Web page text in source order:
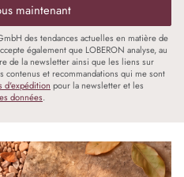
maintenant
des tendances actuelles en matière de
également que LOBERON analyse, au
de la newsletter ainsi que les liens sur
et recommandations qui me sont
d'expédition pour la newsletter et les
données.